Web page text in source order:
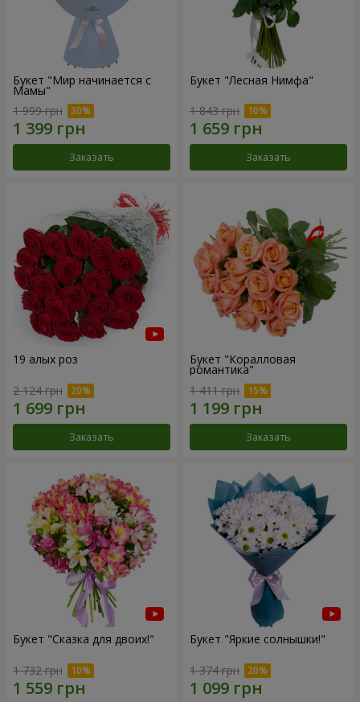
Букет "Мир начинается с
Мамы"
1 999 грн
Заказать
Букет "Лесная Нимфа"
1 843 грн
Заказать
19 алых роз
2 124 грн
Заказать
Букет "Коралловая
романтика"
1 411 грн
Заказать
Букет "Сказка для двоих!"
1 732 грн
Букет "Яркие солнышки!"
1 374 грн